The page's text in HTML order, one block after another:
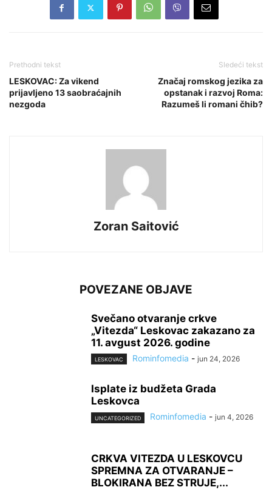
Prethodni tekst
LESKOVAC: Za vikend
prijavljeno 13 saobraćajnih
nezgoda
Sledeći tekst
Značaj romskog jezika za
opstanak i razvoj Roma:
Razumeš li romani čhib?
Zoran Saitović
POVEZANE OBJAVE
Svečano otvaranje crkve
„Vitezda“ Leskovac zakazano za
11. avgust 2026. godine
LESKOVAC Rominfomedia - jun 24, 2026
Isplate iz budžeta Grada
Leskovca
UNCATEGORIZED Rominfomedia - jun 4, 2026
CRKVA VITEZDA U LESKOVCU
SPREMNA ZA OTVARANJE –
BLOKIRANA BEZ STRUJE,...